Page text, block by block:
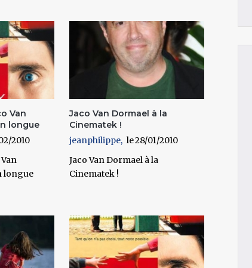
Van
longue
2010
longue
Jaco Van Dormael à la
Cinematek !
jeanphilippe
28/01/2010
Jaco Van Dormael à la
Cinematek !